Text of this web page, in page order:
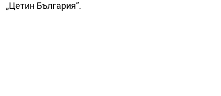
„Цетин България”.